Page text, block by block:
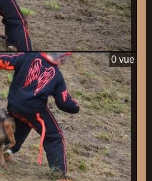
0 vue